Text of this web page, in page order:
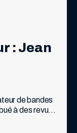
: Jean
de bandes
à des revues
des